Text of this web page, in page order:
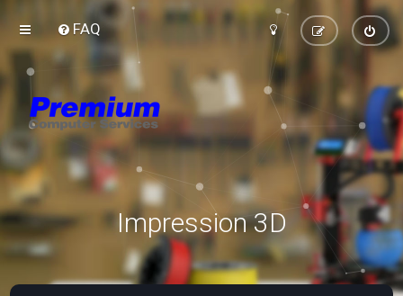
FAQ
Impression 3D